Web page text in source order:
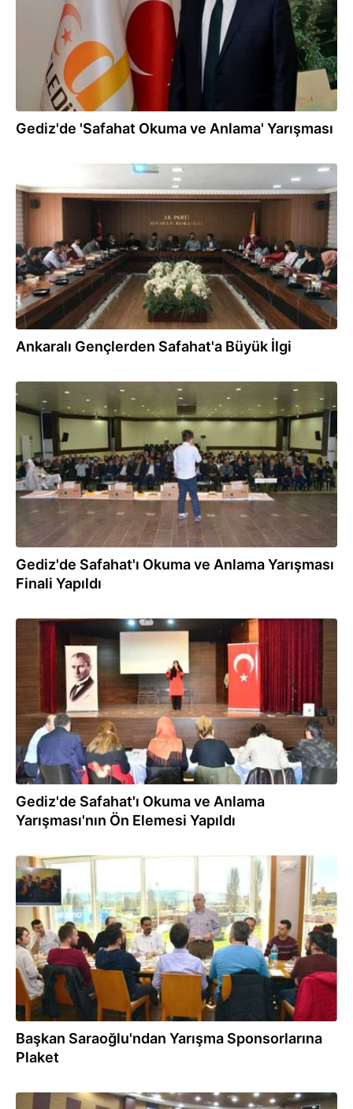
Gediz'de 'Safahat Okuma ve Anlama' Yarışması
Ankaralı Gençlerden Safahat'a Büyük İlgi
06.04.2018
Gediz'de Safahat'ı Okuma ve Anlama Yarışması
Finali Yapıldı
04.04.2018
Gediz'de Safahat'ı Okuma ve Anlama
Yarışması'nın Ön Elemesi Yapıldı
04.04.2018
Başkan Saraoğlu'ndan Yarışma Sponsorlarına
Plaket